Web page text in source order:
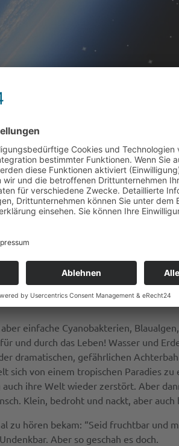
Atmosphäre aus Wasserstoff und
einzelliges und doch
Damals war das gut, denn
Treibhauseffekt hilft mit, die
einfache Cyanobakterien,
durch das Leben! Wasser und
dramatischen, gefährlichen
von einem tropischen Paradies
ihre Welt wieder zerstört. Aber
Klein, bedroht und nackt, aber
zu hören bekam: “Seid fruchtbar und
Aber so geschah es doch.